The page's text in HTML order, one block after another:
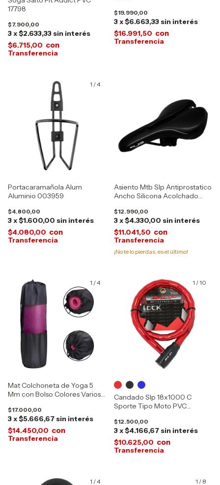
17798
$7.900,00
3x$2.633,33 sin interés
$6.715,00 con
$19.990,00
3x$6.663,33 sin interés
$16.991,50 con
1 /4
Portacaramañola Alum
Aluminio 003959
$4.800,00
3x$1.600,00 sin interés
$4.080,00 con
Asiento Mtb Slp Antiprostatico
Ancho Silicona Acolchado
$12.990,00
3x$4.330,00 sin interés
$11.041,50 con
¡No te lo pierdas, es el último!
1 /4
Mat Colchoneta de Yoga 5
Mm con Bolso Colores Varios
$17.000,00
3x$5.666,67 sin interés
$14.450,00 con
1 /10
Candado Slp 18x1000 C
Sporte Tipo Moto PVC
16930
$12.500,00
3x$4.166,67 sin interés
$10.625,00 con
1 /4 1 / 8